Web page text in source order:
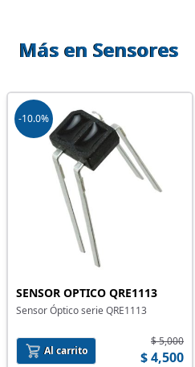
Más en Sensores
-10.0%
SENSOR OPTICO QRE1113
Sensor Óptico serie QRE1113
Al carrito
$ 5,000
$ 4,500